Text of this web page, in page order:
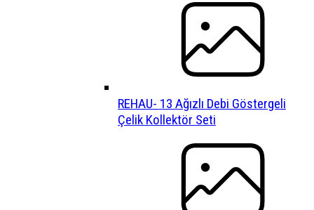
REHAU- 13 Ağızlı Debi Göstergeli
Çelik Kollektör Seti